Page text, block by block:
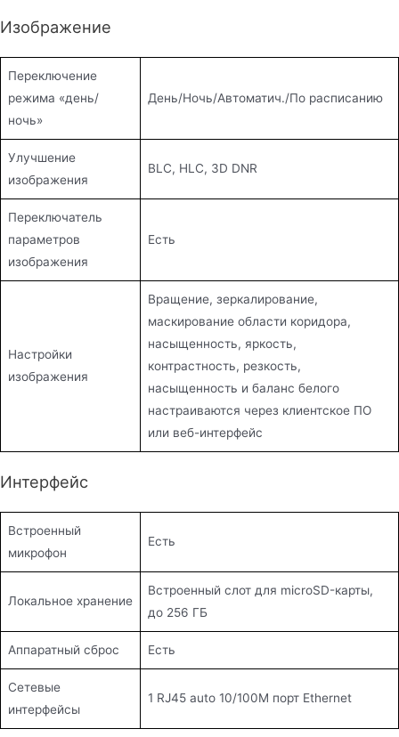
Изображение
Переключение
режима «день/
ночь»
День/Ночь/Автоматич./По расписанию
Улучшение
изображения
BLC, HLC, 3D DNR
Переключатель
параметров
изображения
Есть
Настройки
изображения
Вращение, зеркалирование,
маскирование области коридора,
насыщенность, яркость,
контрастность, резкость,
насыщенность и баланс белого
настраиваются через клиентское ПО
или веб-интерфейс
Интерфейс
Встроенный
микрофон
Есть
Локальное хранение
Встроенный слот для microSD-карты,
до 256 ГБ
Аппаратный сброс Есть
Сетевые
интерфейсы
1 RJ45 auto 10/100M порт Ethernet